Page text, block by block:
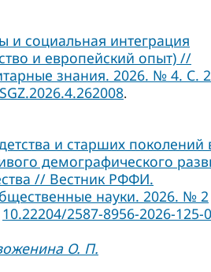
и социальная интеграция
и европейский опыт) //
знания. 2026. № 4. С.
.
и старших поколений
демографического
// Вестник РФФИ.
науки. 2026. № 2
10.22204/2587-8956-2026-125-
О. П.